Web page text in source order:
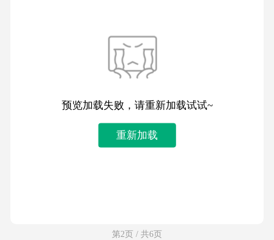
预览加载失败，请重新加载试试~
重新加载
第2页 / 共6页